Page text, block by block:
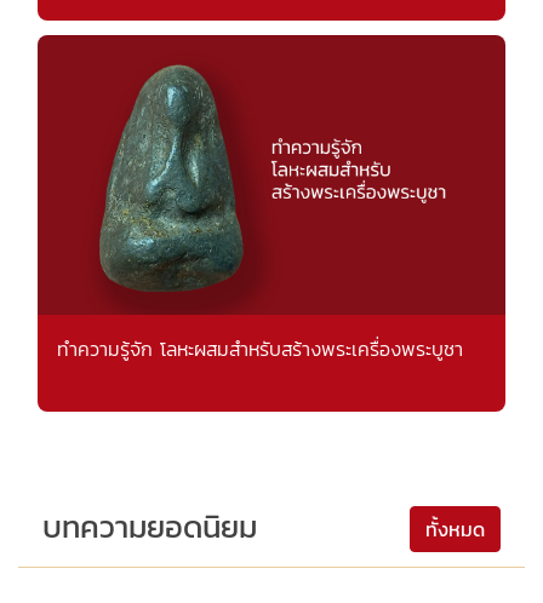
ทำความรู้จัก โลหะผสมสำหรับสร้างพระเครื่องพระบูชา
บทความยอดนิยม ทั้งหมด